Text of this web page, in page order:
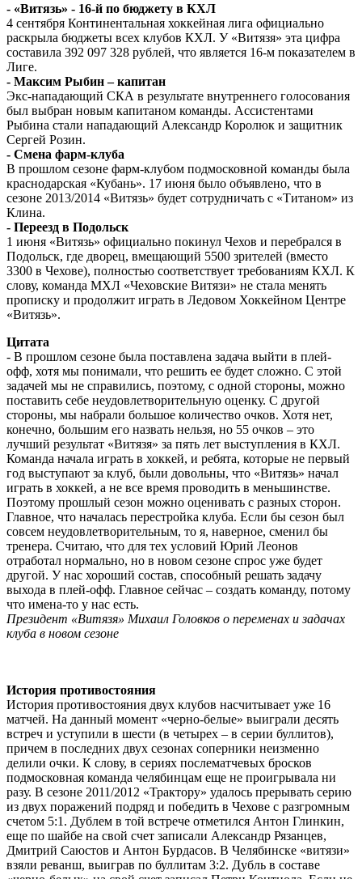
- «Витязь» - 16-й по бюджету в КХЛ
4 сентября Континентальная хоккейная лига официально
раскрыла бюджеты всех клубов КХЛ. У «Витязя» эта цифра
составила 392 097 328 рублей, что является 16-м показателем в
Лиге.
- Максим Рыбин – капитан
Экс-нападающий СКА в результате внутреннего голосования
был выбран новым капитаном команды. Ассистентами
Рыбина стали нападающий Александр Королюк и защитник
Сергей Розин.
- Смена фарм-клуба
В прошлом сезоне фарм-клубом подмосковной команды была
краснодарская «Кубань». 17 июня было объявлено, что в
сезоне 2013/2014 «Витязь» будет сотрудничать с «Титаном» из
Клина.
- Переезд в Подольск
1 июня «Витязь» официально покинул Чехов и перебрался в
Подольск, где дворец, вмещающий 5500 зрителей (вместо
3300 в Чехове), полностью соответствует требованиям КХЛ. К
слову, команда МХЛ «Чеховские Витязи» не стала менять
прописку и продолжит играть в Ледовом Хоккейном Центре
«Витязь».
Цитата
- В прошлом сезоне была поставлена задача выйти в плей-
офф, хотя мы понимали, что решить ее будет сложно. С этой
задачей мы не справились, поэтому, с одной стороны, можно
поставить себе неудовлетворительную оценку. С другой
стороны, мы набрали большое количество очков. Хотя нет,
конечно, большим его назвать нельзя, но 55 очков – это
лучший результат «Витязя» за пять лет выступления в КХЛ.
Команда начала играть в хоккей, и ребята, которые не первый
год выступают за клуб, были довольны, что «Витязь» начал
играть в хоккей, а не все время проводить в меньшинстве.
Поэтому прошлый сезон можно оценивать с разных сторон.
Главное, что началась перестройка клуба. Если бы сезон был
совсем неудовлетворительным, то я, наверное, сменил бы
тренера. Считаю, что для тех условий Юрий Леонов
отработал нормально, но в новом сезоне спрос уже будет
другой. У нас хороший состав, способный решать задачу
выхода в плей-офф. Главное сейчас – создать команду, потому
что имена-то у нас есть.
Президент «Витязя» Михаил Головков о переменах и задачах
клуба в новом сезоне
История противостояния
История противостояния двух клубов насчитывает уже 16
матчей. На данный момент «черно-белые» выиграли десять
встреч и уступили в шести (в четырех – в серии буллитов),
причем в последних двух сезонах соперники неизменно
делили очки. К слову, в сериях послематчевых бросков
подмосковная команда челябинцам еще не проигрывала ни
разу. В сезоне 2011/2012 «Трактору» удалось прерывать серию
из двух поражений подряд и победить в Чехове с разгромным
счетом 5:1. Дублем в той встрече отметился Антон Глинкин,
еще по шайбе на свой счет записали Александр Рязанцев,
Дмитрий Саюстов и Антон Бурдасов. В Челябинске «витязи»
взяли реванш, выиграв по буллитам 3:2. Дубль в составе